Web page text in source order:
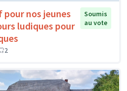
nos jeunes
ludiques pour
Soumis
au vote
2